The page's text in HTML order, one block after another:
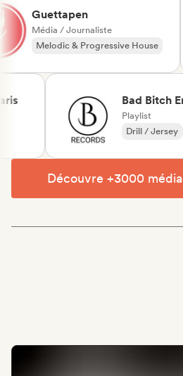
Guettapen
Média / Journaliste
Melodic & Progressive House
Bad Bitch
Playlist
Drill / Jersey
Découvre +3000